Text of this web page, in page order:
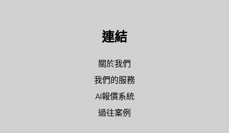
連結
關於我們
我們的服務
AI報價系統
過往案例